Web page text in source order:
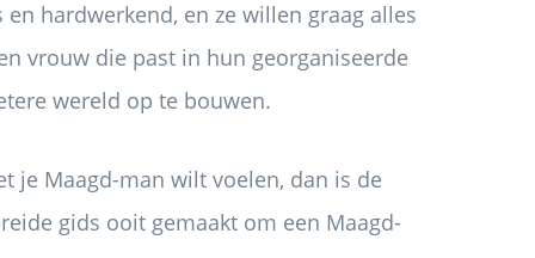
hardwerkend, en ze willen graag alles
vrouw die past in hun georganiseerde
wereld op te bouwen.
je Maagd-man wilt voelen, dan is de
gids ooit gemaakt om een ​​Maagd-